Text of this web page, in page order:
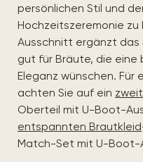
persönlichen Stil und
Hochzeitszeremonie
Ausschnitt ergänzt das
gut für Bräute, die
Eleganz wünschen. Für
achten Sie auf ein
Oberteil mit U-Boot-
entspannten Brautkleid
Match-Set mit U-Boot-